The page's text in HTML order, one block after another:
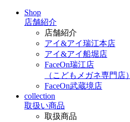
Shop
店舗紹介
店舗紹介
アイ&アイ瑞江本店
アイ&アイ船堀店
FaceOn瑞江店
（こどもメガネ専門店）
FaceOn武蔵境店
collection
取扱い商品
取扱商品